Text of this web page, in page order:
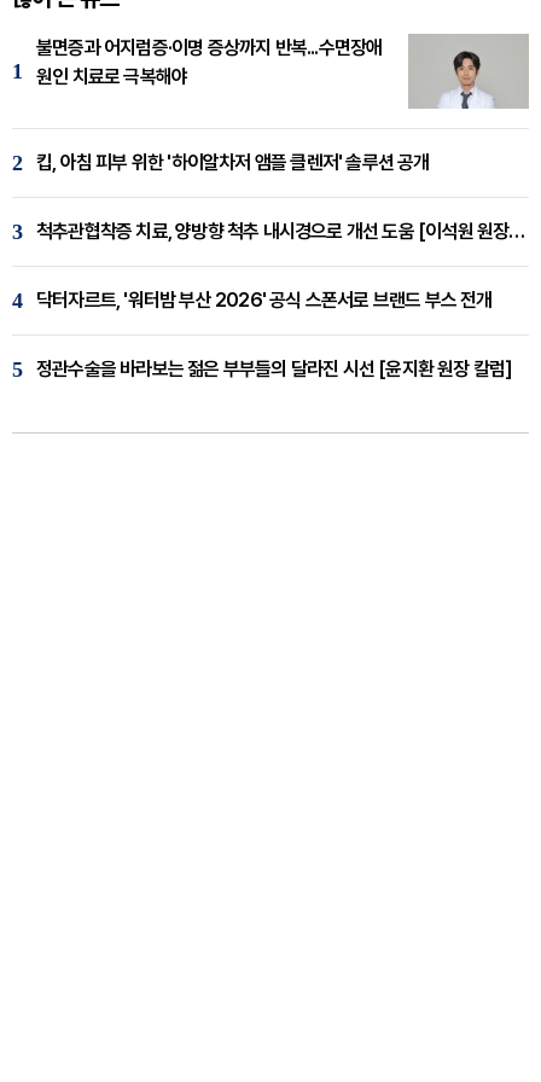
1
불면증과 어지럼증·이명 증상까지 반복...수면장애
원인 치료로 극복해야
2 킵, 아침 피부 위한 '하이알차저 앰플 클렌저' 솔루션 공개
3 척추관협착증 치료, 양방향 척추 내시경으로 개선 도움 [이석원 원장 칼럼]
4 닥터자르트, '워터밤 부산 2026' 공식 스폰서로 브랜드 부스 전개
5 정관수술을 바라보는 젊은 부부들의 달라진 시선 [윤지환 원장 칼럼]